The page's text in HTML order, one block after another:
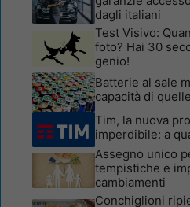
dagli italiani
Test Visivo:
foto? Hai 30
genio!
Batterie al sale
capacità di
Tim, la nuova
imperdibile: a
Assegno unico
tempistiche e
cambiamenti
Conchiglioni